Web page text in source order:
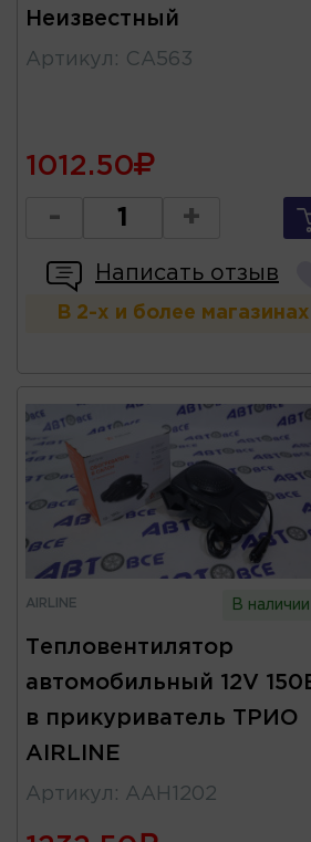
Неизвестный
Артикул : CA563
1012.50
- +
Написать отзыв
В 2-х и более магазинах
AIRLINE В наличии
Тепловентилятор
автомобильный 12V
в прикуриватель ТРИО
AIRLINE
Артикул : AAH1202